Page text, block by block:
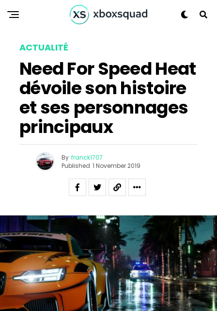
ACTUALITÉ
Need For Speed Heat
dévoile son histoire
et ses personnages
principaux
By franck1707
Published 1 November 2019